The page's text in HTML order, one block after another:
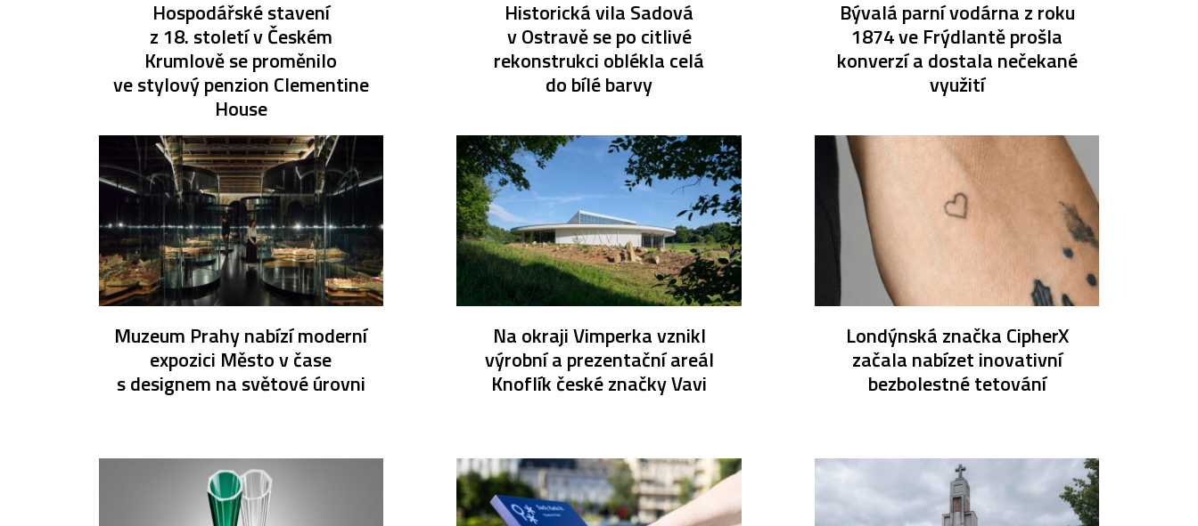
Hospodářské stavení
z 18. století v Českém
Krumlově se proměnilo
ve stylový penzion Clementine
House
Historická vila Sadová
v Ostravě se po citlivé
rekonstrukci oblékla celá
do bílé barvy
Bývalá parní vodárna z roku
1874 ve Frýdlantě prošla
konverzí a dostala nečekané
využití
Muzeum Prahy nabízí moderní
expozici Město v čase
s designem na světové úrovni
Na okraji Vimperka vznikl
výrobní a prezentační areál
Knoflík české značky Vavi
Londýnská značka CipherX
začala nabízet inovativní
bezbolestné tetování